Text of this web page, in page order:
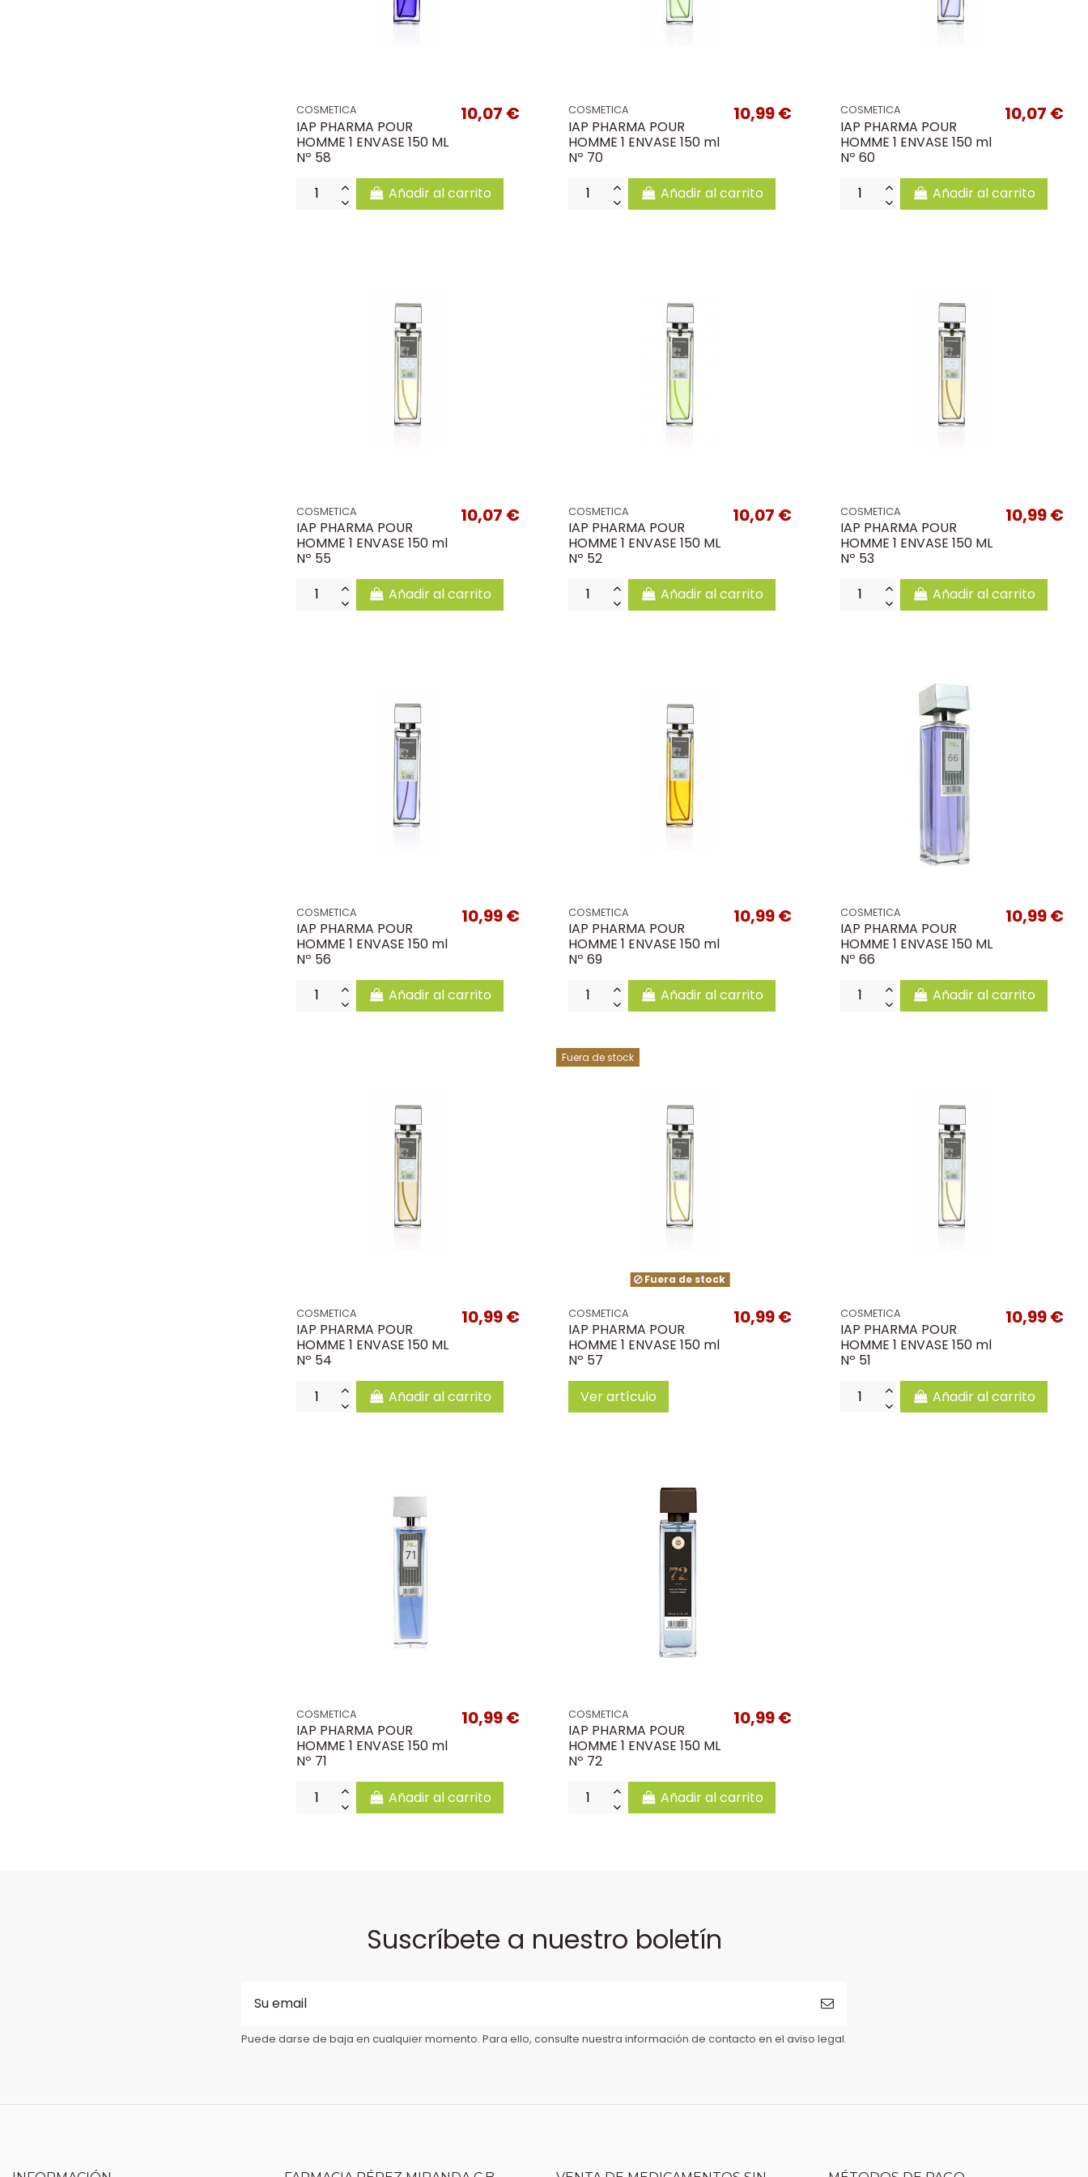
COSMETICA
IAP PHARMA POUR
HOMME 1 ENVASE 150 ML
Nº 58
10,07 €
Añadir al carrito
COSMETICA
IAP PHARMA POUR
HOMME 1 ENVASE 150 ml
Nº 70
10,99 €
Añadir al carrito
COSMETICA
IAP PHARMA POUR
HOMME 1 ENVASE 150 ml
Nº 60
10,07 €
Añadir al carrito
COSMETICA
IAP PHARMA POUR
HOMME 1 ENVASE 150 ml
Nº 55
10,07 €
Añadir al carrito
COSMETICA
IAP PHARMA POUR
HOMME 1 ENVASE 150 ML
Nº 52
10,07 €
Añadir al carrito
COSMETICA
IAP PHARMA POUR
HOMME 1 ENVASE 150 ML
Nº 53
10,99 €
Añadir al carrito
COSMETICA
IAP PHARMA POUR
HOMME 1 ENVASE 150 ml
Nº 56
10,99 €
Añadir al carrito
COSMETICA
IAP PHARMA POUR
HOMME 1 ENVASE 150 ml
Nº 69
10,99 €
Añadir al carrito
COSMETICA
IAP PHARMA POUR
HOMME 1 ENVASE 150 ML
Nº 66
10,99 €
Añadir al carrito
COSMETICA
IAP PHARMA POUR
HOMME 1 ENVASE 150 ML
Nº 54
10,99 €
Añadir al carrito
Fuera de stock
Fuera de stock
COSMETICA
IAP PHARMA POUR
HOMME 1 ENVASE 150 ml
Nº 57
10,99 €
Ver artículo
COSMETICA
IAP PHARMA POUR
HOMME 1 ENVASE 150 ml
Nº 51
10,99 €
Añadir al carrito
COSMETICA
IAP PHARMA POUR
HOMME 1 ENVASE 150 ml
Nº 71
10,99 €
Añadir al carrito
COSMETICA
IAP PHARMA POUR
HOMME 1 ENVASE 150 ML
Nº 72
10,99 €
Añadir al carrito
Suscríbete a nuestro boletín
Puede darse de baja en cualquier momento. Para ello, consulte nuestra información de contacto en el aviso legal.